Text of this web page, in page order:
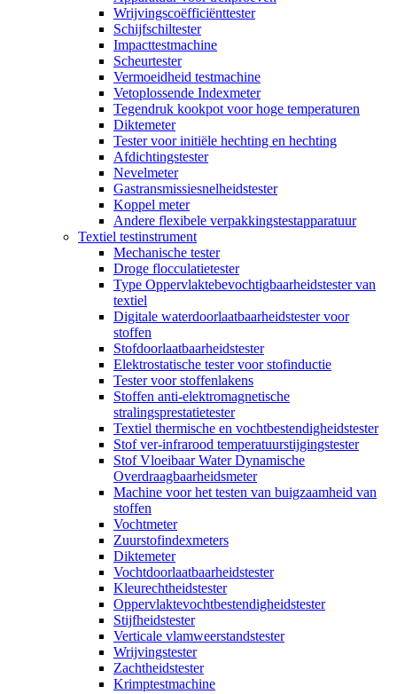
Wrijvingscoëfficiënttester
Schijfschiltester
Impacttestmachine
Scheurtester
Vermoeidheid testmachine
Vetoplossende Indexmeter
Tegendruk kookpot voor hoge temperaturen
Diktemeter
Tester voor initiële hechting en hechting
Afdichtingstester
Nevelmeter
Gastransmissiesnelheidstester
Koppel meter
Andere flexibele verpakkingstestapparatuur
Textiel testinstrument
Mechanische tester
Droge flocculatietester
Type Oppervlaktebevochtigbaarheidstester van
textiel
Digitale waterdoorlaatbaarheidstester voor
stoffen
Stofdoorlaatbaarheidstester
Elektrostatische tester voor stofinductie
Tester voor stoffenlakens
Stoffen anti-elektromagnetische
stralingsprestatietester
Textiel thermische en vochtbestendigheidstester
Stof ver-infrarood temperatuurstijgingstester
Stof Vloeibaar Water Dynamische
Overdraagbaarheidsmeter
Machine voor het testen van buigzaamheid van
stoffen
Vochtmeter
Zuurstofindexmeters
Diktemeter
Vochtdoorlaatbaarheidstester
Kleurechtheidstester
Oppervlaktevochtbestendigheidstester
Stijfheidstester
Verticale vlamweerstandstester
Wrijvingstester
Zachtheidstester
Krimptestmachine